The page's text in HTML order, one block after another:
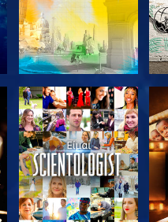
ΕΞΕΡΕΥΝΗΣΤΕ ΤΗ
ΣΕΙΡΑ